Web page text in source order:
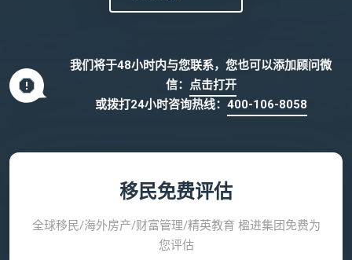
我们将于48小时内与您联系，您也可以添加顾问微
信： 点击打开
或拨打24小时咨询热线： 400-106-8058
移民免费评估
全球移民/海外房产/财富管理/精英教育 楹进集团免费为
您评估